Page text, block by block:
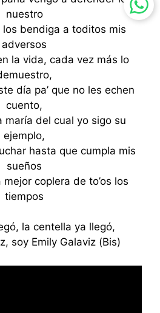
nuestro
los bendiga a toditos mis
adversos
la vida, cada vez más lo
día pa’ que no les echen
cuento,
maría del cual yo sigo su
ejemplo,
hasta que cumpla mis
sueños
coplera de to’os los
tiempos
la centella ya llegó,
soy Emily Galaviz (Bis)